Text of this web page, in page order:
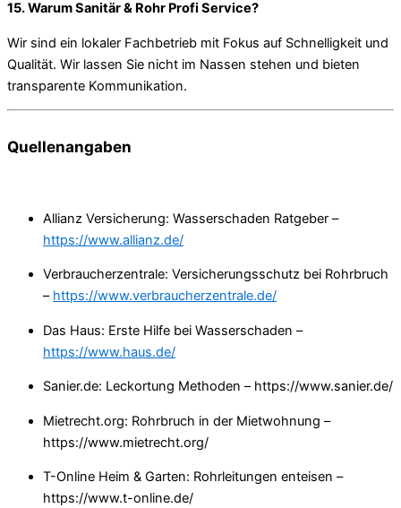
15. Warum Sanitär & Rohr Profi Service?
Wir sind ein lokaler Fachbetrieb mit Fokus auf Schnelligkeit und
Qualität. Wir lassen Sie nicht im Nassen stehen und bieten
transparente Kommunikation.
Quellenangaben
Allianz Versicherung: Wasserschaden Ratgeber –
https://www.allianz.de/
Verbraucherzentrale: Versicherungsschutz bei Rohrbruch
– https://www.verbraucherzentrale.de/
Das Haus: Erste Hilfe bei Wasserschaden –
https://www.haus.de/
Sanier.de: Leckortung Methoden – https://www.sanier.de/
Mietrecht.org: Rohrbruch in der Mietwohnung –
https://www.mietrecht.org/
T-Online Heim & Garten: Rohrleitungen enteisen –
https://www.t-online.de/